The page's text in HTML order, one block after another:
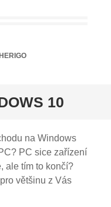
10
na Windows
PC sice zařízení
ale tím to končí?
většinu z Vás